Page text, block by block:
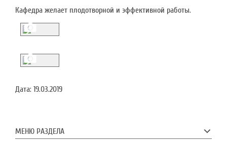
Кафедра желает плодотворной и эффективной работы.
Дата: 19.03.2019
МЕНЮ РАЗДЕЛА